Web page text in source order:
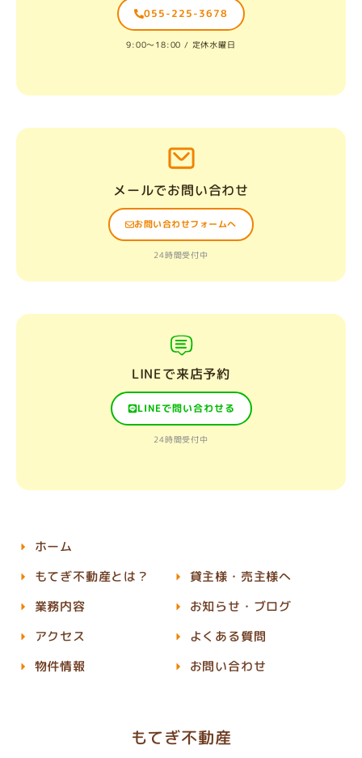
055-225-3678
9:00〜18:00 / 定休水曜日
メールでお問い合わせ
お問い合わせフォームへ
24時間受付中
LINEで来店予約
LINEで問い合わせる
24時間受付中
もてぎ不動産
ホーム
もてぎ不動産とは？
業務内容
アクセス
物件情報
貸主様・売主様へ
お知らせ・ブログ
よくある質問
お問い合わせ